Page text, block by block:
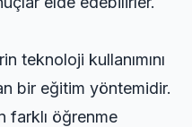
teknoloji kullanımını
bir eğitim yöntemidir.
farklı öğrenme